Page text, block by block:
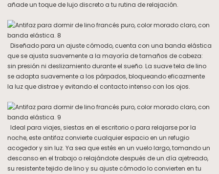
añade un toque de lujo discreto a tu rutina de relajación.
Diseñado para un ajuste cómodo, cuenta con una banda elástica
que se ajusta suavemente a la mayoría de tamaños de cabeza:
sin presión ni deslizamiento durante el sueño. La suave tela de lino
se adapta suavemente a los párpados, bloqueando eficazmente
la luz que distrae y evitando el contacto intenso con los ojos.
Ideal para viajes, siestas en el escritorio o para relajarse por la
noche, este antifaz convierte cualquier espacio en un refugio
acogedor y sin luz. Ya sea que estés en un vuelo largo, tomando un
descanso en el trabajo o relajándote después de un día ajetreado,
su resistente tejido de lino y su ajuste cómodo lo convierten en tu